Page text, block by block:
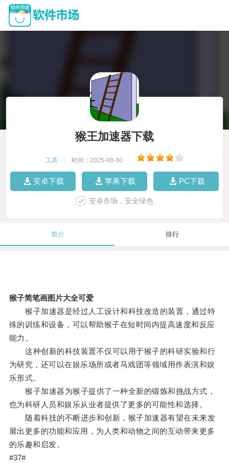
猴王加速器下载
工具 时间：2025-08-30
安卓下载 苹果下载 PC下载
安卓市场，安全绿色
简介 排行
猴子简笔画图片大全可爱
猴子加速器是经过人工设计和科技改造的装置，通过特
殊的训练和设备，可以帮助猴子在短时间内提高速度和反应
能力。
这种创新的科技装置不仅可以用于猴子的科研实验和行
为研究，还可以在娱乐场所或者马戏团等领域用作表演和娱
乐形式。
猴子加速器为猴子提供了一种全新的锻炼和挑战方式，
也为科研人员和娱乐从业者提供了更多的可能性和选择。
随着科技的不断进步和创新，猴子加速器有望在未来发
展出更多的功能和应用，为人类和动物之间的互动带来更多
的乐趣和启发。
#37#